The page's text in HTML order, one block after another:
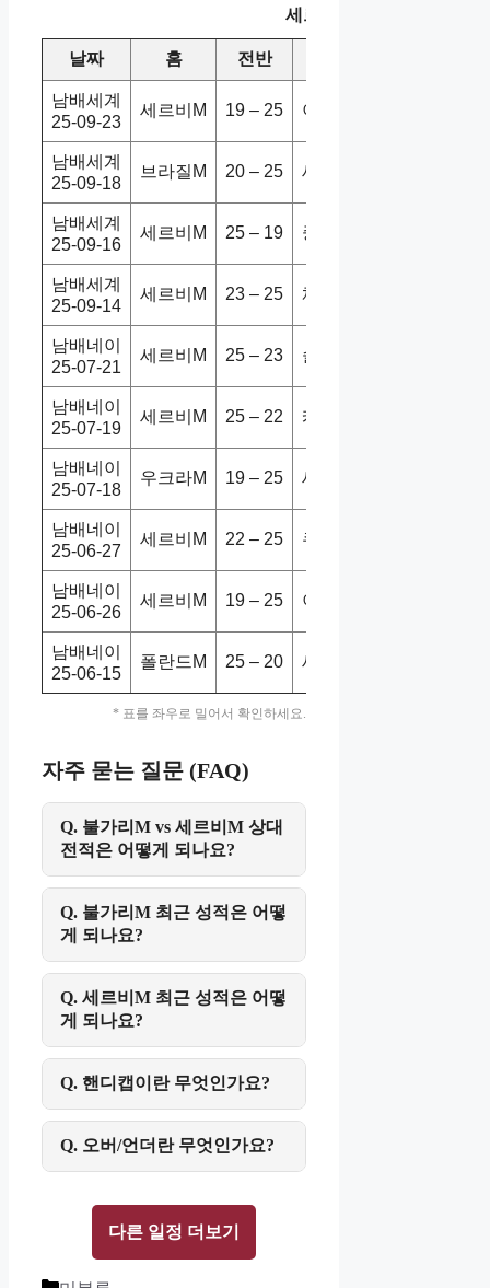
세르비M 최근 10경기
날짜 홈 전반
남배세계
25-09-23
세르비M 19 – 25 이란M
남배세계
25-09-18
브라질M 20 – 25 세르비M
남배세계
25-09-16
세르비M 25 – 19 중국M
남배세계
25-09-14
세르비M 23 – 25 체코M
남배네이
25-07-21
세르비M 25 – 23 슬로베M
남배네이
25-07-19
세르비M 25 – 22 캐나다M
남배네이
25-07-18
우크라M 19 – 25 세르비M
남배네이
25-06-27
세르비M 22 – 25 쿠바M
남배네이
25-06-26
세르비M 19 – 25 이란M
남배네이
25-06-15
폴란드M 25 – 20 세르비M
* 표를 좌우로 밀어서 확인하세요.
자주 묻는 질문 (FAQ)
Q. 불가리M vs 세르비M 상대
전적은 어떻게 되나요?
Q. 불가리M 최근 성적은 어떻
게 되나요?
Q. 세르비M 최근 성적은 어떻
게 되나요?
Q. 핸디캡이란 무엇인가요?
Q. 오버/언더란 무엇인가요?
다른 일정 더보기